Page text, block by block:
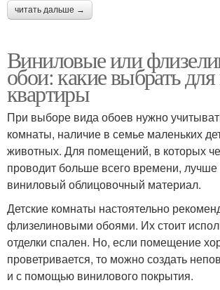
читать дальше →
Виниловые или
обои: какие выбрать
квартиры
При выборе вида обоев нужно
комнаты, наличие в семье маленьких
животных. Для помещений, в которых
проводит больше всего времени,
виниловый облицовочный материал.
Детские комнаты настоятельно
флизелиновыми обоями. Их стоит
отделки спален. Но, если помещение
проветривается, то можно создать
и с помощью винилового покрытия.